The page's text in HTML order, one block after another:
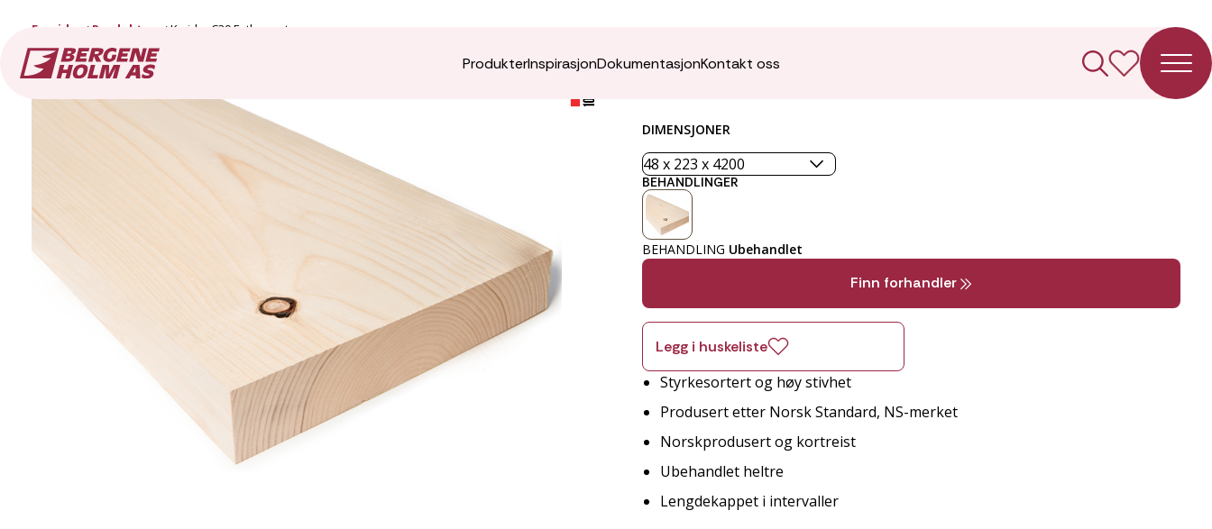
ProdukterInspirasjonDokumentasjonKontakt oss
Forside Produkter K-virke C30 Fotkappet
K-virke C30 Fotkappet
DIMENSJONER
BEHANDLINGER
BEHANDLING Ubehandlet
Finn forhandler
Legg i huskeliste
Styrkesortert og høy stivhet
Produsert etter Norsk Standard, NS-merket
Norskprodusert og kortreist
Ubehandlet heltre
Lengdekappet i intervaller